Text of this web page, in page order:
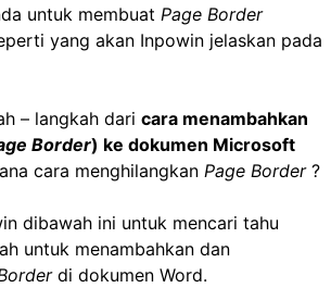
untuk membuat Page Border
yang akan Inpowin jelaskan pada
– langkah dari cara menambahkan
Border) ke dokumen Microsoft
cara menghilangkan Page Border ?
dibawah ini untuk mencari tahu
untuk menambahkan dan
di dokumen Word.